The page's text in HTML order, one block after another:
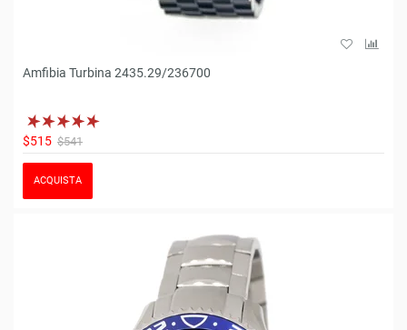
Amfibia Turbina 2435.29/236700
$515 $541
ACQUISTA